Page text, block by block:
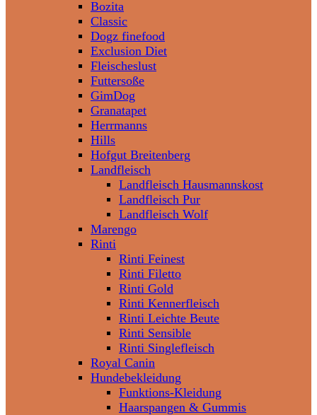
Bozita
Classic
Dogz finefood
Exclusion Diet
Fleischeslust
Futtersoße
GimDog
Granatapet
Herrmanns
Hills
Hofgut Breitenberg
Landfleisch
Landfleisch Hausmannskost
Landfleisch Pur
Landfleisch Wolf
Marengo
Rinti
Rinti Feinest
Rinti Filetto
Rinti Gold
Rinti Kennerfleisch
Rinti Leichte Beute
Rinti Sensible
Rinti Singlefleisch
Royal Canin
Hundebekleidung
Funktions-Kleidung
Haarspangen & Gummis